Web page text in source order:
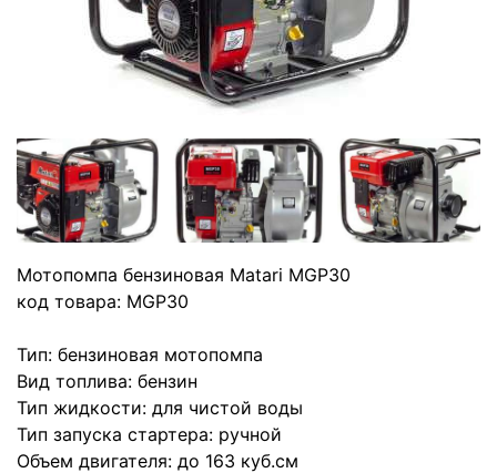
Мотопомпа бензиновая Matari MGP30
код товара: MGP30
Тип: бензиновая мотопомпа
Вид топлива: бензин
Тип жидкости: для чистой воды
Тип запуска стартера: ручной
Объем двигателя: до 163 куб.см